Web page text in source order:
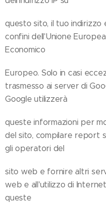
questo sito, il tuo indirizzo
confini dell'Unione
Economico
Europeo. Solo in casi
trasmesso ai server di
Google utilizzerà
queste informazioni per
del sito, compilare report
gli operatori del
sito web e fornire altri
web e all'utilizzo di
queste